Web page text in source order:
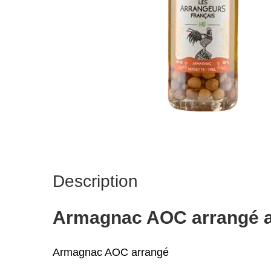
Description
Armagnac AOC arrangé
Armagnac AOC arrangé